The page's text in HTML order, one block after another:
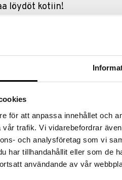
för att anpassa innehållet och
trafik. Vi vidarebefordrar
och analysföretag som vi
har tillhandahållit eller som de
användande av vår
löydöt kotiin!
31.8.2026 asti mutta ole nopea -
voivat päästä loppumaan!
ale-löydöt »
sinkkiä helposti imeytyvässä